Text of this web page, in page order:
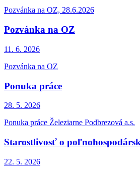
Pozvánka na OZ, 28.6.2026
Pozvánka na OZ
11. 6. 2026
Pozvánka na OZ
Ponuka práce
28. 5. 2026
Ponuka práce Železiarne Podbrezová a.s.
Starostlivosť o
22. 5. 2026